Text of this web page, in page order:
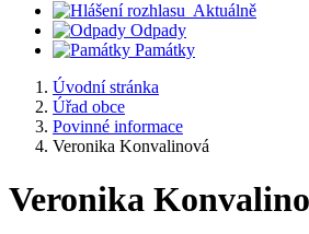
Aktuálně
Odpady
Památky
Úvodní stránka
Úřad obce
Povinné informace
Veronika Konvalinová
Veronika